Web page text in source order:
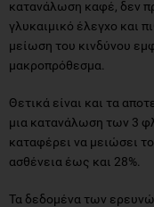
κατανάλωση καφέ, δεν
γλυκαιμικό έλεγχο και
μείωση του κινδύνου
μακροπρόθεσμα.
Θετικά είναι και τα
μια κατανάλωση των 3
καταφέρει να μειώσει
ασθένεια έως και 28%.
Τα δεδομένα των